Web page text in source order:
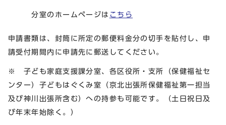
分室のホームページは こちら
申請書類は、封筒に所定の郵便料金分の切手を貼付し、申
請受付期間内に申請先に郵送してください。
※ 子ども家庭支援課分室、各区役所・支所（保健福祉セ
ンター）子どもはぐくみ室（京北出張所保健福祉第一担当
及び神川出張所含む）への持参も可能です。（土日祝日及
び年末年始除く。）